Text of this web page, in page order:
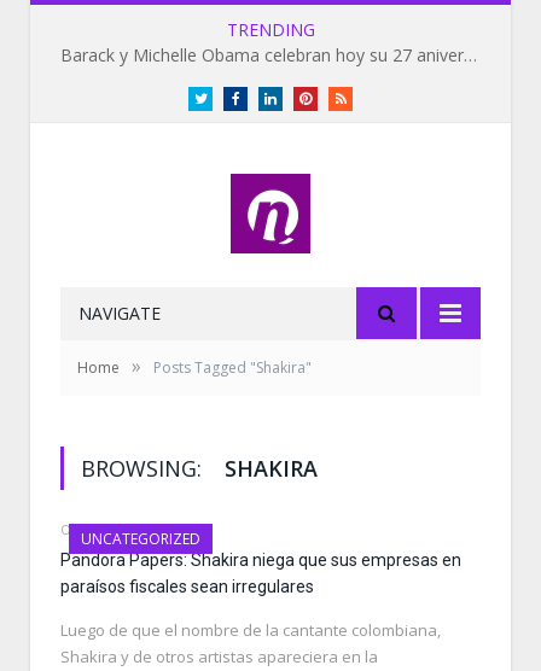
TRENDING
Barack y Michelle Obama celebran hoy su 27 aniversario de bodas
TwitterFacebookLinkedInPinterestRSS
NAVIGATE
Home » Posts Tagged "Shakira"
BROWSING: SHAKIRA
UNCATEGORIZED
OCTOBER 5, 2021
Pandora Papers: Shakira niega que sus empresas en
paraísos fiscales sean irregulares
Luego de que el nombre de la cantante colombiana,
Shakira y de otros artistas apareciera en la